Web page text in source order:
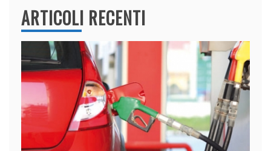
ARTICOLI RECENTI